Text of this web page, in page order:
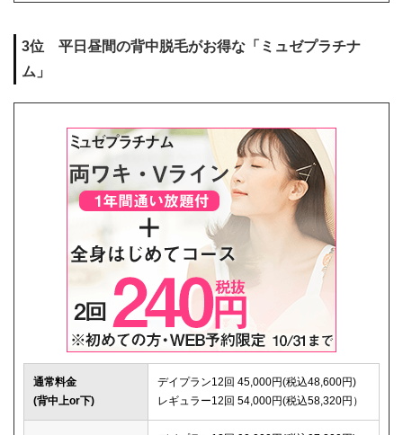
3位 平日昼間の背中脱毛がお得な「ミュゼプラチナ
ム」
通常料金
(背中上or下)
デイプラン12回 45,000円(税込48,600円)
レギュラー12回 54,000円(税込58,320円）